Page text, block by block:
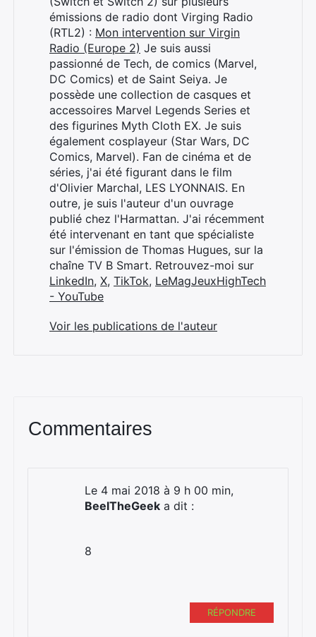
émissions de radio dont Virging Radio
(RTL2) : Mon intervention sur Virgin
Radio (Europe 2) Je suis aussi
passionné de Tech, de comics (Marvel,
DC Comics) et de Saint Seiya. Je
possède une collection de casques et
accessoires Marvel Legends Series et
des figurines Myth Cloth EX. Je suis
également cosplayeur (Star Wars, DC
Comics, Marvel). Fan de cinéma et de
séries, j'ai été figurant dans le film
d'Olivier Marchal, LES LYONNAIS. En
outre, je suis l'auteur d'un ouvrage
publié chez l'Harmattan. J'ai récemment
été intervenant en tant que spécialiste
sur l'émission de Thomas Hugues, sur la
chaîne TV B Smart. Retrouvez-moi sur
LinkedIn, X, TikTok, LeMagJeuxHighTech
- YouTube
Voir les publications de l'auteur
Commentaires
Le 4 mai 2018 à 9 h 00 min,
BeelTheGeek a dit :
8
RÉPONDRE